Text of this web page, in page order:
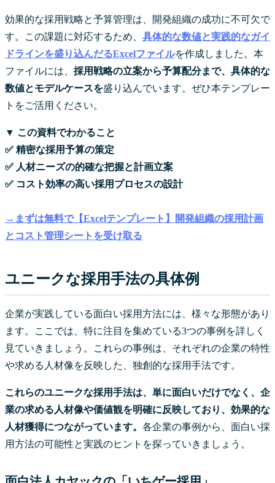
効果的な採用戦略と予算管理は、開発組織の成功に不可欠で
す。この課題に対応するため、 具体的な数値と実践的なガイ
ドラインを盛り込んだるExcelファイルを作成しました。本
ファイルには、 採用戦略の立案から予算配分まで、具体的な
数値とモデルケースを盛り込んでいます。ぜひ本テンプレー
トをご活用ください。
▼ この資料でわかること
✅ 精密な採用予算の策定
✅ 人材ニーズの的確な把握と計画立案
✅ コスト効率の高い採用プロセスの設計
→まずは無料で【Excelテンプレート】開発組織の採用計画
とコスト管理シートを受け取る
ユニークな採用手法の具体例
企業が実践している面白い採用方法には、様々な形態があり
ます。ここでは、特に注目を集めている3つの事例を詳しく
見ていきましょう。これらの事例は、それぞれの企業の特性
や求める人材像を反映した、独創的な採用手法です。
これらのユニークな採用手法は、単に面白いだけでなく、企
業の求める人材像や価値観を明確に反映しており、効果的な
人材獲得につながっています。 各企業の事例から、面白い採
用方法の可能性と実践のヒントを探っていきましょう。